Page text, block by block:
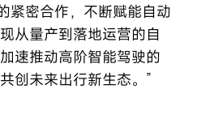
紧密合作，不断赋能自动
从量产到落地运营的自
速推动高阶智能驾驶的
创未来出行新生态。”